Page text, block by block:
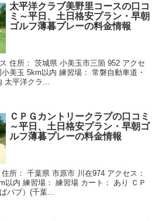
太平洋クラブ美野里コースの口コ
ミ～平日、土日格安プラン・早朝
ゴルフ薄暮プレーの料金情報
住所： 茨城県 小美玉市三箇 952 アクセ
美玉 5km以内 練習場： 常磐自動車道・
平洋クラ...
ＣＰＧカントリークラブの口コミ
～平日、土日格安プラン・早朝ゴ
ルフ薄暮プレーの料金情報
所： 千葉県 市原市 川在974 アクセス：
以内 練習場： 練習場 カート： あり ＣＰ
パブ）(千葉...